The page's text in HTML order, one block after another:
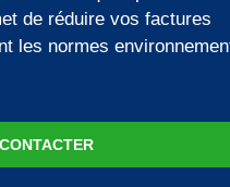
de réduire vos factures
les normes